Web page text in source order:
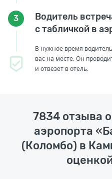
3
Водитель
с табличкой в
В нужное время
вас на месте. Он
и отвезет в отель.
7834 отзыва
аэропорта
(Коломбо) в